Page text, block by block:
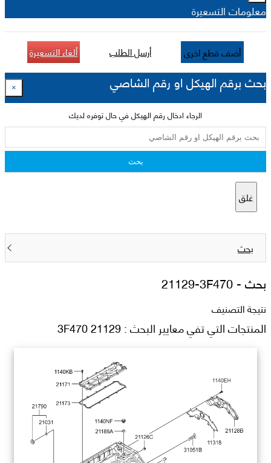
معلومات التسعيرة
أضف قطع اخرى أرسل الطلب ألغاء التسعيرة
بحث برقم الهيكل او رقم الشاصي ×
الرجاء ادخال رقم الهيكل في حال توفره لديك
بحث
غلق
بحث
بحث -21129-3F470
نتيجة التصنيف
المنتجات التي تفي معايير البحث : 21129 3F470